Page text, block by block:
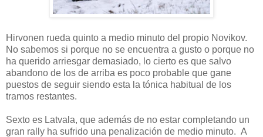
Hirvonen rueda quinto a medio minuto del propio Novikov.
No sabemos si porque no se encuentra a gusto o porque no
ha querido arriesgar demasiado, lo cierto es que salvo
abandono de los de arriba es poco probable que gane
puestos de seguir siendo esta la tónica habitual de los
tramos restantes.
Sexto es Latvala, que además de no estar completando un
gran rally ha sufrido una penalización de medio minuto. A